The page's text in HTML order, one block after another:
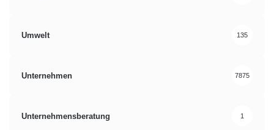
Umwelt 135
Unternehmen 7875
Unternehmensberatung 1